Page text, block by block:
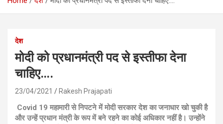
देश
मोदी को प्रधानमंत्री पद से इस्तीफा देना
चाहिए….
23/04/2021 Rakesh Prajapati
Covid 19 महामारी से निपटने में मोदी सरकार देश का जनाधार खो चुकी है
और उन्हें प्रधान मंत्री के रूप में बने रहने का कोई अधिकार नहीं है। उन्होंने